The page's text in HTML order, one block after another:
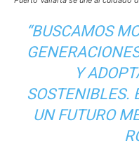
“BUSCAMOS
Y
SOSTENIBLES.
UN FUTURO